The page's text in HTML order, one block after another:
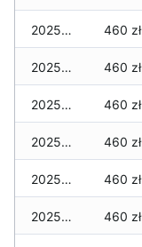
2025-12-21 460 zł
2025-12-20 460 zł
2025-12-19 460 zł
2025-12-18 460 zł
2025-12-17 460 zł
2025-12-16 460 zł